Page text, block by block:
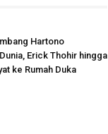
Hartono
Erick Thohir hingga
ke Rumah Duka